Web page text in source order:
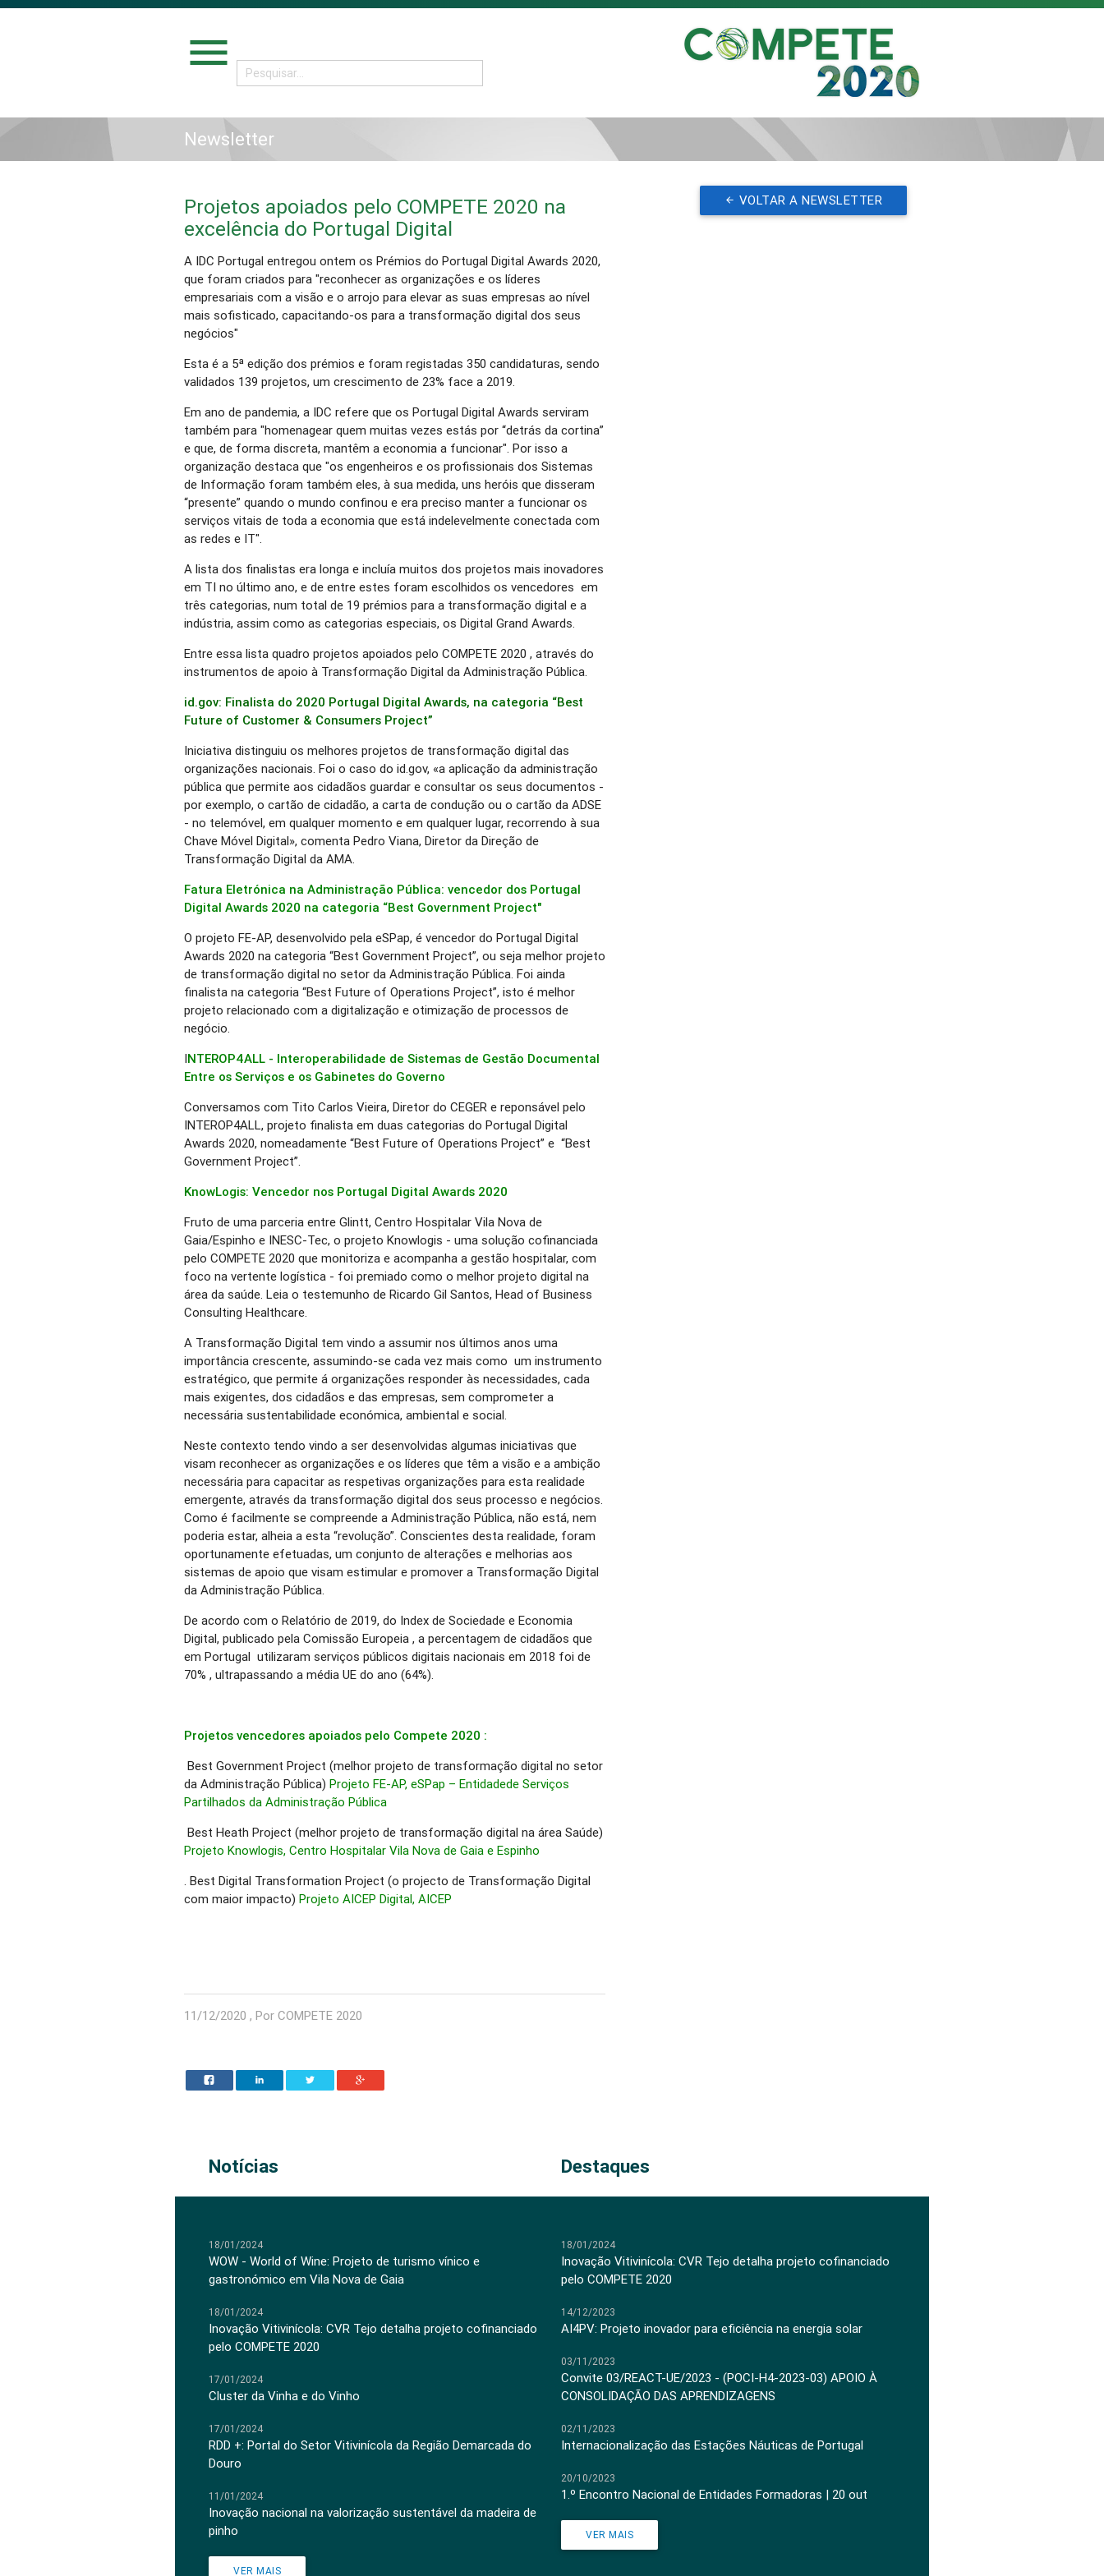
menu
Newsletter
Projetos apoiados pelo COMPETE 2020 na
excelência do Portugal Digital
A IDC Portugal entregou ontem os Prémios do Portugal Digital Awards 2020,
que foram criados para "reconhecer as organizações e os líderes
empresariais com a visão e o arrojo para elevar as suas empresas ao nível
mais sofisticado, capacitando-os para a transformação digital dos seus
negócios"
Esta é a 5ª edição dos prémios e foram registadas 350 candidaturas, sendo
validados 139 projetos, um crescimento de 23% face a 2019.
Em ano de pandemia, a IDC refere que os Portugal Digital Awards serviram
também para "homenagear quem muitas vezes estás por “detrás da cortina”
e que, de forma discreta, mantêm a economia a funcionar". Por isso a
organização destaca que "os engenheiros e os profissionais dos Sistemas
de Informação foram também eles, à sua medida, uns heróis que disseram
“presente” quando o mundo confinou e era preciso manter a funcionar os
serviços vitais de toda a economia que está indelevelmente conectada com
as redes e IT".
A lista dos finalistas era longa e incluía muitos dos projetos mais inovadores
em TI no último ano, e de entre estes foram escolhidos os vencedores em
três categorias, num total de 19 prémios para a transformação digital e a
indústria, assim como as categorias especiais, os Digital Grand Awards.
Entre essa lista quadro projetos apoiados pelo COMPETE 2020 , através do
instrumentos de apoio à Transformação Digital da Administração Pública.
id.gov: Finalista do 2020 Portugal Digital Awards, na categoria “Best
Future of Customer & Consumers Project”
Iniciativa distinguiu os melhores projetos de transformação digital das
organizações nacionais. Foi o caso do id.gov, «a aplicação da administração
pública que permite aos cidadãos guardar e consultar os seus documentos -
por exemplo, o cartão de cidadão, a carta de condução ou o cartão da ADSE
- no telemóvel, em qualquer momento e em qualquer lugar, recorrendo à sua
Chave Móvel Digital», comenta Pedro Viana, Diretor da Direção de
Transformação Digital da AMA.
Fatura Eletrónica na Administração Pública: vencedor dos Portugal
Digital Awards 2020 na categoria “Best Government Project"
O projeto FE-AP, desenvolvido pela eSPap, é vencedor do Portugal Digital
Awards 2020 na categoria “Best Government Project”, ou seja melhor projeto
de transformação digital no setor da Administração Pública. Foi ainda
finalista na categoria “Best Future of Operations Project”, isto é melhor
projeto relacionado com a digitalização e otimização de processos de
negócio.
INTEROP4ALL - Interoperabilidade de Sistemas de Gestão Documental
Entre os Serviços e os Gabinetes do Governo
Conversamos com Tito Carlos Vieira, Diretor do CEGER e reponsável pelo
INTEROP4ALL, projeto finalista em duas categorias do Portugal Digital
Awards 2020, nomeadamente “Best Future of Operations Project” e “Best
Government Project”.
KnowLogis: Vencedor nos Portugal Digital Awards 2020
Fruto de uma parceria entre Glintt, Centro Hospitalar Vila Nova de
Gaia/Espinho e INESC-Tec, o projeto Knowlogis - uma solução cofinanciada
pelo COMPETE 2020 que monitoriza e acompanha a gestão hospitalar, com
foco na vertente logística - foi premiado como o melhor projeto digital na
área da saúde. Leia o testemunho de Ricardo Gil Santos, Head of Business
Consulting Healthcare.
A Transformação Digital tem vindo a assumir nos últimos anos uma
importância crescente, assumindo-se cada vez mais como um instrumento
estratégico, que permite á organizações responder às necessidades, cada
mais exigentes, dos cidadãos e das empresas, sem comprometer a
necessária sustentabilidade económica, ambiental e social.
Neste contexto tendo vindo a ser desenvolvidas algumas iniciativas que
visam reconhecer as organizações e os líderes que têm a visão e a ambição
necessária para capacitar as respetivas organizações para esta realidade
emergente, através da transformação digital dos seus processo e negócios.
Como é facilmente se compreende a Administração Pública, não está, nem
poderia estar, alheia a esta “revolução”. Conscientes desta realidade, foram
oportunamente efetuadas, um conjunto de alterações e melhorias aos
sistemas de apoio que visam estimular e promover a Transformação Digital
da Administração Pública.
De acordo com o Relatório de 2019, do Index de Sociedade e Economia
Digital, publicado pela Comissão Europeia , a percentagem de cidadãos que
em Portugal utilizaram serviços públicos digitais nacionais em 2018 foi de
70% , ultrapassando a média UE do ano (64%).
Projetos vencedores apoiados pelo Compete 2020 :
Best Government Project (melhor projeto de transformação digital no setor
da Administração Pública)Projeto FE-AP, eSPap – Entidadede Serviços
Partilhados da Administração Pública
Best Heath Project (melhor projeto de transformação digital na área Saúde)
Projeto Knowlogis, Centro Hospitalar Vila Nova de Gaia e Espinho
. Best Digital Transformation Project (o projecto de Transformação Digital
com maior impacto)Projeto AICEP Digital, AICEP
11/12/2020 , Por COMPETE 2020
VOLTAR A NEWSLETTER
Notícias Destaques
18/01/2024
WOW - World of Wine: Projeto de turismo vínico e
gastronómico em Vila Nova de Gaia
18/01/2024
Inovação Vitivinícola: CVR Tejo detalha projeto cofinanciado
pelo COMPETE 2020
17/01/2024
Cluster da Vinha e do Vinho
17/01/2024
RDD +: Portal do Setor Vitivinícola da Região Demarcada do
Douro
11/01/2024
Inovação nacional na valorização sustentável da madeira de
pinho
VER MAIS
18/01/2024
Inovação Vitivinícola: CVR Tejo detalha projeto cofinanciado
pelo COMPETE 2020
14/12/2023
AI4PV: Projeto inovador para eficiência na energia solar
03/11/2023
Convite 03/REACT-UE/2023 - (POCI-H4-2023-03) APOIO À
CONSOLIDAÇÃO DAS APRENDIZAGENS
02/11/2023
Internacionalização das Estações Náuticas de Portugal
20/10/2023
1.º Encontro Nacional de Entidades Formadoras | 20 out
VER MAIS